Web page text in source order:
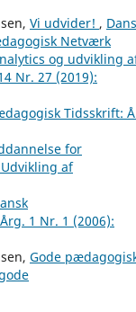
Vi udvider! ,
Netværk
og udvikling
Nr. 27 (2019):
Tidsskrift:
for
af
1 Nr. 1 (2006):
Gode